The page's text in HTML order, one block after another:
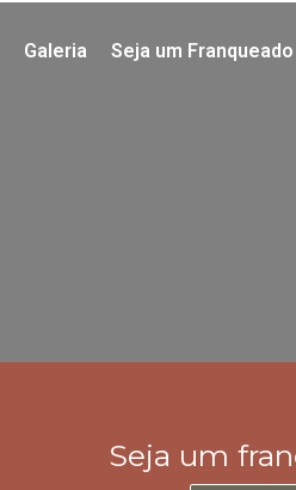
Galeria Seja um Franqueado
Seja um